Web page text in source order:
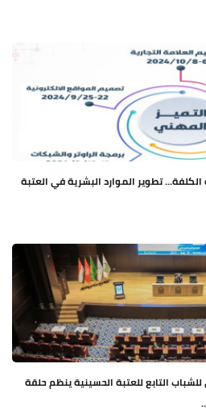
تطوير الموارد البشرية في العتبة
التابع للعتبة الحسينية ينظم حلقة